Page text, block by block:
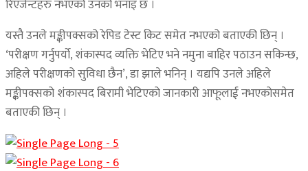
रिएजेन्टहरु नभएको उनको भनाइ छ ।
यस्तै उनले मङ्कीपक्सको रेपिड टेस्ट किट समेत नभएको बताएकी छिन् ।
‘परीक्षण गर्नुपर्याे, शंकास्पद व्यक्ति भेटिए भने नमुना बाहिर पठाउन सकिन्छ,
अहिले परीक्षणको सुविधा छैन’, डा झाले भनिन् । यद्यपि उनले अहिले
मङ्कीपक्सको शंकास्पद बिरामी भेटिएको जानकारी आफूलाई नभएकोसमेत
बताएकी छिन् ।